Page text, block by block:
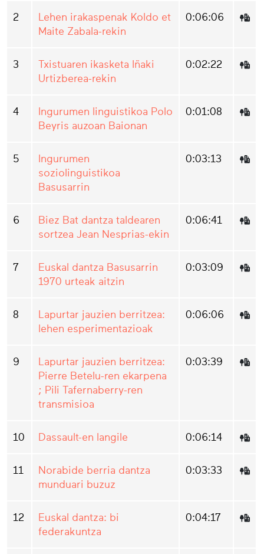
2
Lehen irakaspenak Koldo et
Maite Zabala-rekin
0:06:06
3
Txistuaren ikasketa Iñaki
Urtizberea-rekin
0:02:22
4
Ingurumen linguistikoa Polo
Beyris auzoan Baionan
0:01:08
5
Ingurumen
soziolinguistikoa
Basusarrin
0:03:13
6
Biez Bat dantza taldearen
sortzea Jean Nesprias-ekin
0:06:41
7
Euskal dantza Basusarrin
1970 urteak aitzin
0:03:09
8
Lapurtar jauzien berritzea:
lehen esperimentazioak
0:06:06
9
Lapurtar jauzien berritzea:
Pierre Betelu-ren ekarpena
; Pili Tafernaberry-ren
transmisioa
0:03:39
10 Dassault-en langile 0:06:14
11
Norabide berria dantza
munduari buzuz
0:03:33
12
Euskal dantza: bi
federakuntza
0:04:17